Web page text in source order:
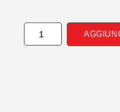
PARAURTI
ANTERIORE